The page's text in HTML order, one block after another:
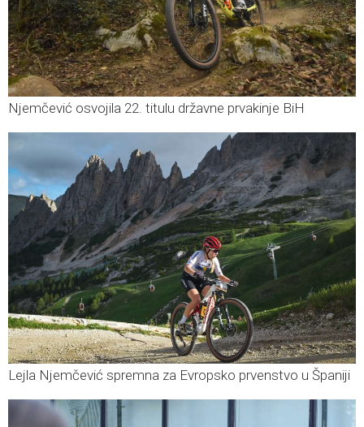
Njemčević osvojila 22. titulu državne prvakinje BiH
Lejla Njemčević spremna za Evropsko prvenstvo u Španiji